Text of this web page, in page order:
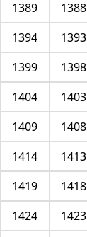
1388
1389
1393
1394
1398
1399
1403
1404
1408
1409
1413
1414
1418
1419
1423
1424